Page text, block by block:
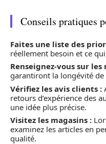
Conseils pratiques
Faites une liste des
réellement besoin et ce
Renseignez-vous sur
garantiront la longévité de
Vérifiez les avis clients :
retours d’expérience des
une idée plus précise.
Visitez les magasins :
examinez les articles en
qualité.